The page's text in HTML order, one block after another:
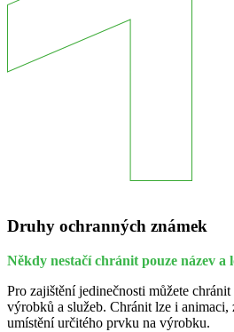
Druhy ochranných známek
Někdy nestačí chránit pouze název a
Pro zajištění jedinečnosti můžete
výrobků a služeb. Chránit lze i
umístění určitého prvku na výrobku.